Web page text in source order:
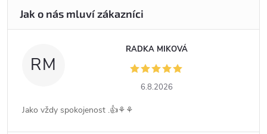
RM
RADKA MIKOVÁ
6.8.2026
Jako vždy spokojenost .👍⚘️⚘️